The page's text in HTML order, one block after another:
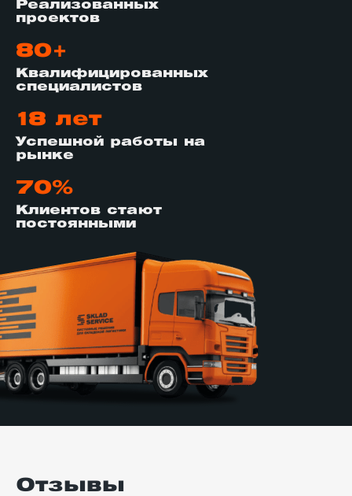
Реализованных
проектов
80+
Квалифицированных
специалистов
18 лет
Успешной работы на
рынке
70%
Клиентов стают
постоянными
Отзывы